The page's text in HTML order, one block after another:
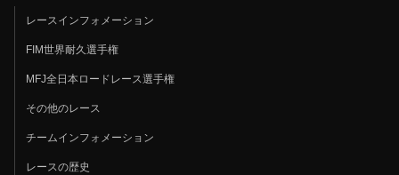
レースインフォメーション
FIM世界耐久選手権
MFJ全日本ロードレース選手権
その他のレース
チームインフォメーション
レースの歴史